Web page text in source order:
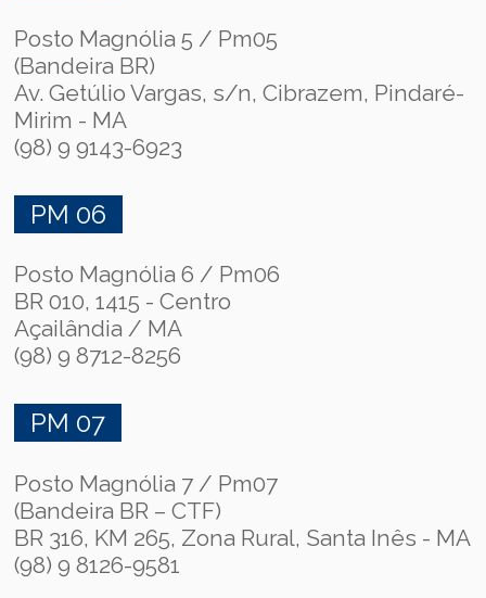
Posto Magnólia 5 / Pm05
(Bandeira BR)
Av. Getúlio Vargas, s/n, Cibrazem, Pindaré-
Mirim - MA
(98) 9 9143-6923
PM 06
Posto Magnólia 6 / Pm06
BR 010, 1415 - Centro
Açailândia / MA
(98) 9 8712-8256
PM 07
Posto Magnólia 7 / Pm07
(Bandeira BR – CTF)
BR 316, KM 265, Zona Rural, Santa Inês - MA
(98) 9 8126-9581